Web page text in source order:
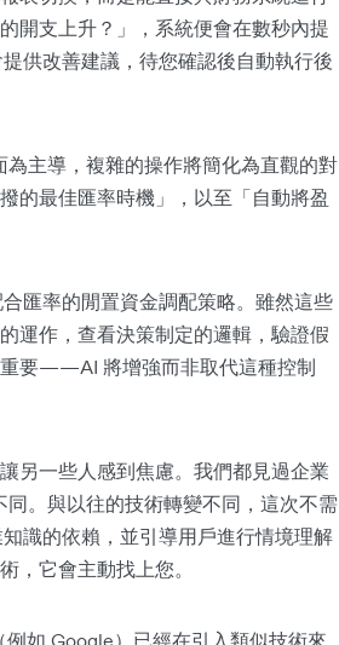
開支上升？」，系統便會在數秒內提
供改善建議，待您確認後自動執行後
主導，複雜的操作將簡化為直觀的對
的最佳匯率時機」，以至「自動將盈
匯率的閒置資金調配策略。雖然這些
運作，查看決策制定的邏輯，驗證假
要——AI 將增強而非取代這種控制
另一些人感到焦慮。我們都見過企業
。與以往的技術轉變不同，這次不需
識的依賴，並引導用戶進行情境理解
，它會主動找上您。
如 Google）已經在引入類似技術來